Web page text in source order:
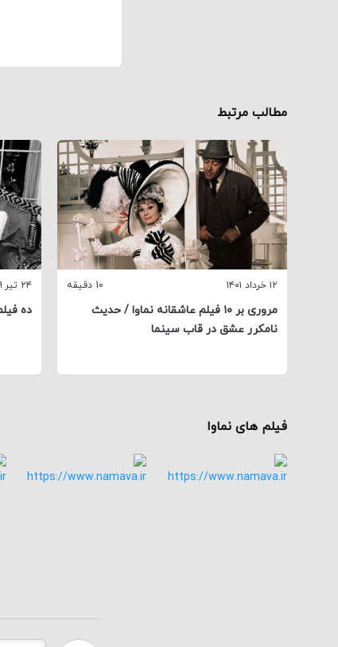
مطالب مرتبط
۱۲ خرداد ۱۴۰۱ 10 دقیقه
مروری بر ۱۰ فیلم عاشقانه نماوا / حدیث
نامکرر عشق در قاب سینما
۲۴ تیر ۱۳۹۹
ده
فیلم های نماوا